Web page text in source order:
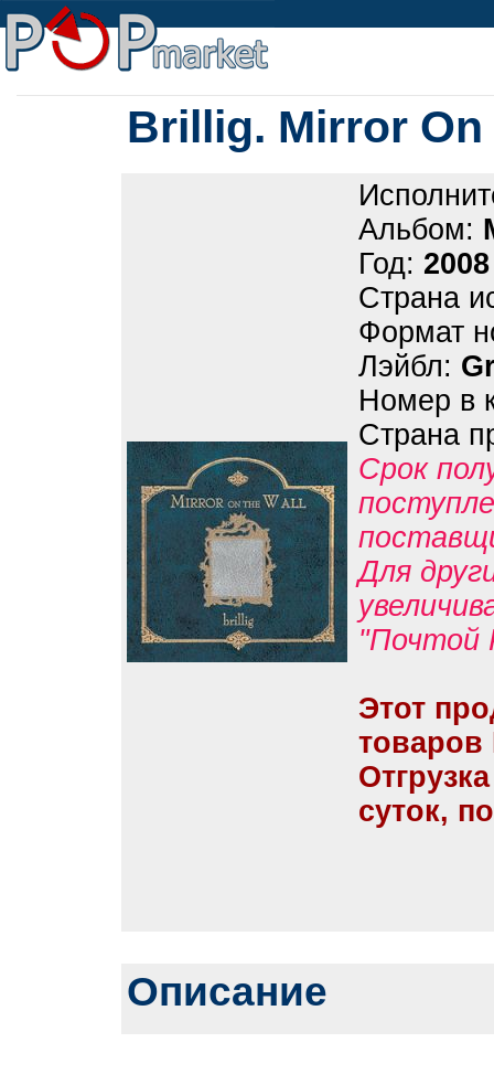
Brillig. Mirror On
Альбом:
Год: 2008
Страна
Формат
Лэйбл:
Номер в
Страна
Срок
Для
"Почтой
Этот
товаров
суток,
Описание